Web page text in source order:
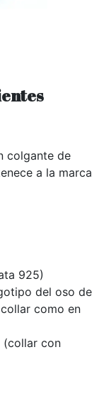
colgante de
a la marca
925)
del oso de
como en
(collar con